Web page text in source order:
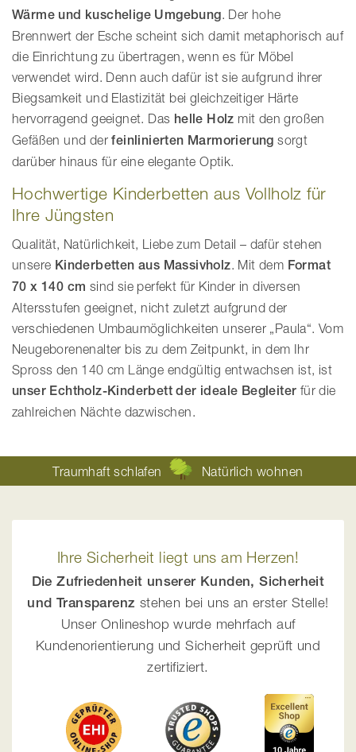
Wärme und kuschelige Umgebung. Der hohe
Brennwert der Esche scheint sich damit metaphorisch auf
die Einrichtung zu übertragen, wenn es für Möbel
verwendet wird. Denn auch dafür ist sie aufgrund ihrer
Biegsamkeit und Elastizität bei gleichzeitiger Härte
hervorragend geeignet. Das helle Holz mit den großen
Gefäßen und derfeinlinierten Marmorierung sorgt
darüber hinaus für eine elegante Optik.
Hochwertige Kinderbetten aus Vollholz für
Ihre Jüngsten
Qualität, Natürlichkeit, Liebe zum Detail – dafür stehen
unsere Kinderbetten aus Massivholz. Mit dem Format
70 x 140 cm sind sie perfekt für Kinder in diversen
Altersstufen geeignet, nicht zuletzt aufgrund der
verschiedenen Umbaumöglichkeiten unserer „Paula“. Vom
Neugeborenenalter bis zu dem Zeitpunkt, in dem Ihr
Spross den 140 cm Länge endgültig entwachsen ist, ist
unser Echtholz-Kinderbett der ideale Begleiter für die
zahlreichen Nächte dazwischen.
Traumhaft schlafen Natürlich wohnen
Ihre Sicherheit liegt uns am Herzen!
Die Zufriedenheit unserer Kunden, Sicherheit
und Transparenz stehen bei uns an erster Stelle!
Unser Onlineshop wurde mehrfach auf
Kundenorientierung und Sicherheit geprüft und
zertifiziert.